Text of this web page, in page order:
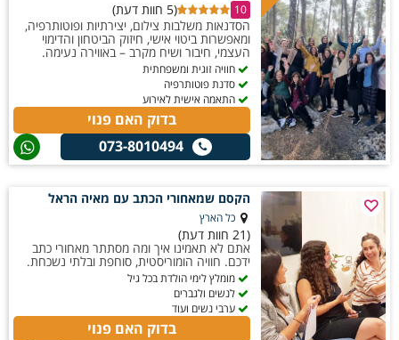
10
(5 חוות דעת)
הסדנאות משלבות צילום, יצירתיות ופוטותרפיה,
ומאפשרות ביטוי אישי, חיזוק הביטחון והדימוי
העצמי, חיבור ושיח מקרב – באווירה נעימה.
חוויה זוגית ומשפחתית
סדנת פוטותרפיה
התאמה אישית לאירוע
בדוק האם פנוי
073-8010494
הקסם שמאחורי הכתב עם מאיה הראל
כל הארץ
(21 חוות דעת)
אתם לא תאמינו איך ומה מסתתר מאחורי כתב
ידכם. חוויה הומוריסטית, סוחפת ובלתי נשכחת.
מומלץ לימי הולדת בכל גיל
לנשים ולגברים
ערבי נשים ועוד
בדוק האם פנוי